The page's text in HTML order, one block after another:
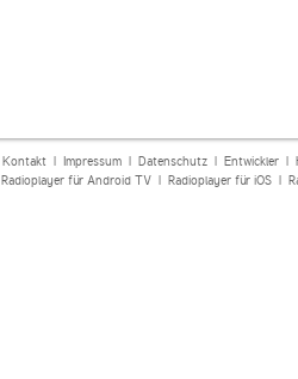
Kontakt| Impressum| Datenschutz| Entwickler|
Radioplayer für Android TV| Radioplayer für iOS|